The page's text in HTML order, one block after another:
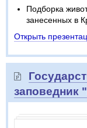
Подборка
занесенных в
Открыть
заповедник